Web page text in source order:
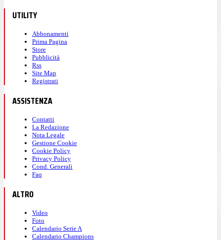
UTILITY
Abbonamenti
Prima Pagina
Store
Pubblicità
Rss
Site Map
Registrati
ASSISTENZA
Contatti
La Redazione
Nota Legale
Gestione Cookie
Cookie Policy
Privacy Policy
Cond. Generali
Faq
ALTRO
Video
Foto
Calendario Serie A
Calendario Champions